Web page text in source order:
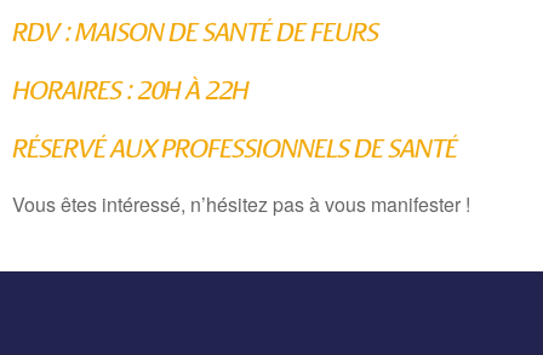
RDV : MAISON DE SANTÉ DE FEURS
HORAIRES : 20H À 22H
RÉSERVÉ AUX PROFESSIONNELS DE SANTÉ
Vous êtes intéressé, n’hésitez pas à vous manifester !